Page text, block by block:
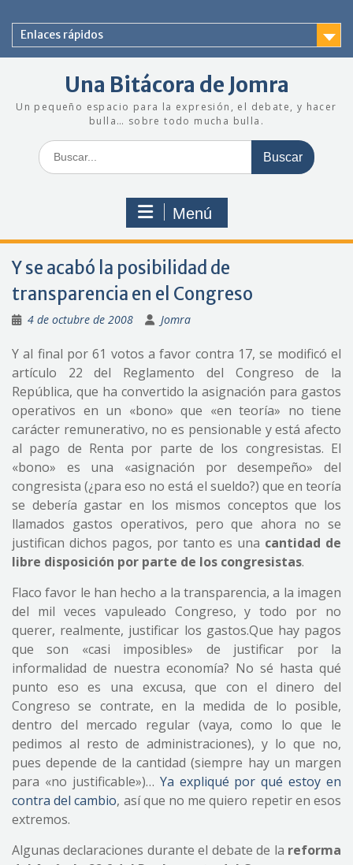
contenido
Enlaces rápidos
Una Bitácora de Jomra
Un pequeño espacio para la expresión, el debate, y hacer
bulla… sobre todo mucha bulla.
Buscar:
Menú
Y se acabó la posibilidad de
transparencia en el Congreso
4 de octubre de 2008 Jomra
Y al final por 61 votos a favor contra 17, se modificó el
artículo 22 del Reglamento del Congreso de la
República, que ha convertido la asignación para gastos
operativos en un «bono» que «en teoría» no tiene
carácter remunerativo, no es pensionable y está afecto
al pago de Renta por parte de los congresistas. El
«bono» es una «asignación por desempeño» del
congresista (¿para eso no está el sueldo?) que en teoría
se debería gastar en los mismos conceptos que los
llamados gastos operativos, pero que ahora no se
justifican dichos pagos, por tanto es una cantidad de
libre disposición por parte de los congresistas.
Flaco favor le han hecho a la transparencia, a la imagen
del mil veces vapuleado Congreso, y todo por no
querer, realmente, justificar los gastos.Que hay pagos
que son «casi imposibles» de justificar por la
informalidad de nuestra economía? No sé hasta qué
punto eso es una excusa, que con el dinero del
Congreso se contrate, en la medida de lo posible,
dentro del mercado regular (vaya, como lo que le
pedimos al resto de administraciones), y lo que no,
pues depende de la cantidad (siempre hay un margen
para «no justificable»)… Ya expliqué por qué estoy en
contra del cambio, así que no me quiero repetir en esos
extremos.
Algunas declaraciones durante el debate de la reforma